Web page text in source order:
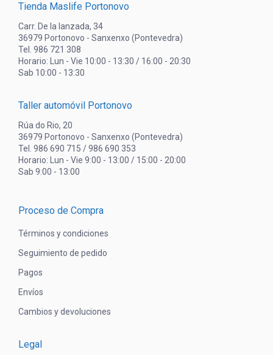
Tienda Maslife Portonovo
Carr. De la lanzada, 34
36979 Portonovo - Sanxenxo (Pontevedra)
Tel. 986 721 308
Horario: Lun - Vie 10:00 - 13:30 / 16:00 - 20:30
Sab 10:00 - 13:30
Taller automóvil Portonovo
Rúa do Rio, 20
36979 Portonovo - Sanxenxo (Pontevedra)
Tel. 986 690 715 / 986 690 353
Horario: Lun - Vie 9:00 - 13:00 / 15:00 - 20:00
Sab 9:00 - 13:00
Proceso de Compra
Términos y condiciones
Seguimiento de pedido
Pagos
Envíos
Cambios y devoluciones
Legal